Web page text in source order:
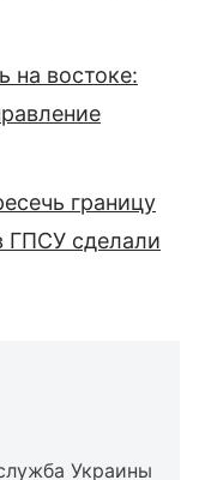
на востоке:
границу
ГПСУ сделали
Украины